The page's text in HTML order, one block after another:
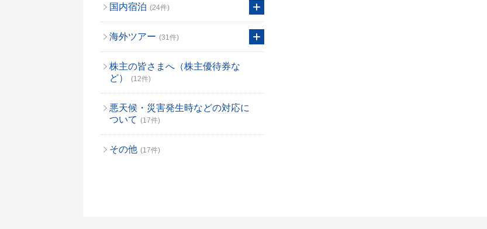
国内宿泊 (24件)
海外ツアー (31件)
株主の皆さまへ（株主優待券な
ど）
(12件)
悪天候・災害発生時などの対応に
ついて (17件)
その他 (17件)